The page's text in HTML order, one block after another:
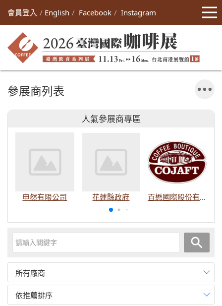
會員登入 English Facebook Instagram
參展商列表
人氣參展商專區
申然有限公司 花蓮縣政府 百懋國際股份有限公司
所有廠商
依推薦排序